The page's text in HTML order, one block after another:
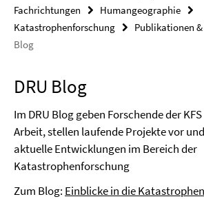
Fachrichtungen
Humangeographie
Katastrophenforschung
Publikationen
Blog
DRU Blog
Im DRU Blog geben Forschende der
Arbeit, stellen laufende Projekte vor
aktuelle Entwicklungen im Bereich der
Katastrophenforschung
Zum Blog: Einblicke in die